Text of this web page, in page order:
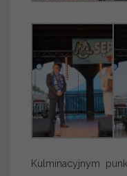
Kulminacyjnym